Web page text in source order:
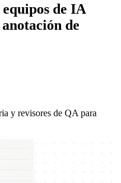
de IA
de
y revisores de QA para